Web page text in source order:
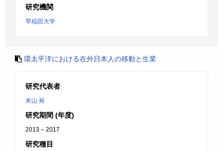
研究機関
早稲田大学
環太平洋における在外日本人の移動と生業
研究代表者
米山 裕
研究期間 (年度)
2013 – 2017
研究種目